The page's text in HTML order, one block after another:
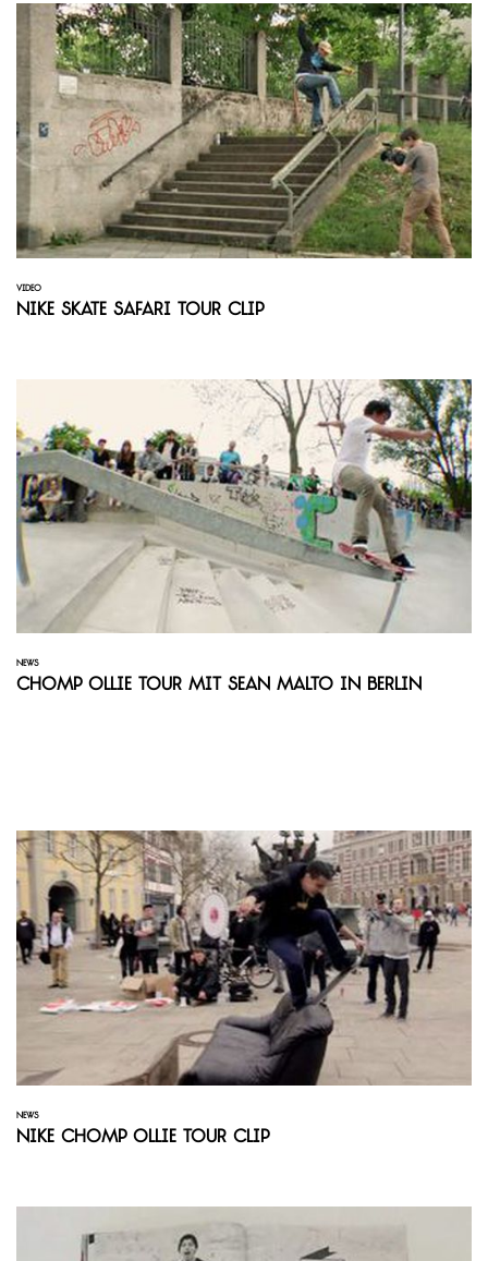
VIDEO
Nike Skate Safari Tour Clip
NEWS
Chomp Ollie Tour mit Sean Malto in Berlin
NEWS
Nike Chomp Ollie Tour Clip